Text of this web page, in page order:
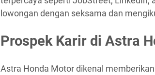
lowongan dengan seksama dan
Prospek Karir di Astra
Astra Honda Motor dikenal